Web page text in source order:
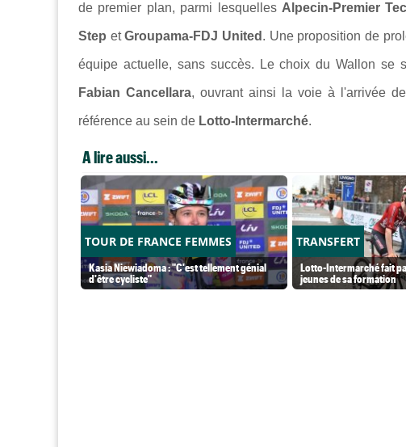
de premier plan, parmi lesquelles Alpecin-Premier
Step etGroupama-FDJ United . Une proposition de
équipe actuelle, sans succès. Le choix du Wallon se
Fabian Cancellara, ouvrant ainsi la voie à l'arrivée de
référence au sein de Lotto-Intermarché.
A lire aussi...
TOUR DE FRANCE FEMMES
Kasia Niewiadoma : "C'est tellement génial
d'être cycliste"
TRANSFERT
Lotto-Intermarché fait
jeunes de sa formation